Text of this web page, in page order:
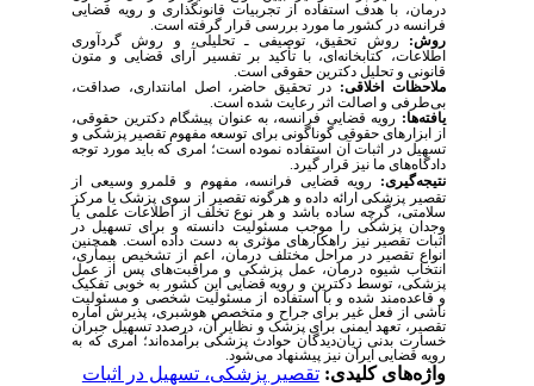
درمان، با هدف استفاده از تجربیات قانونگذاری و رویه قضایی
فرانسه در کشور ما مورد بررسی قرار گرفته است.
روش:
روش تحقیق، توصیفی ـ تحلیلی، و روش گردآوری
اطلاعات، کتابخانه‌ای، با تأکید بر تفسیر آرای قضایی و متون
قانونی و تحلیل دکترین حقوقی است.
ملاحظات اخلاقی: در تحقیق حاضر، اصل امانتداری، صداقت،
بی‌طرفی و اصالت اثر رعایت شده است.
یافته‌ها: رویه قضایی فرانسه، به عنوان پیشگام دکترین حقوقی،
از ابزارهای حقوقی گوناگونی برای توسعه مفهوم تقصیر پزشکی و
تسهیل در اثبات آن استفاده نموده است؛ امری که باید مورد توجه
دادگاه‌های ما نیز قرار گیرد.
نتیجه‌گیری: رویه قضایی فرانسه، مفهوم و قلمرو وسیعی از
تقصیر پزشکی ارائه داده و هرگونه تقصیر از سوی پزشک یا مرکز
سلامتی، گرچه ساده باشد و هر نوع تخلف از اطلاعات علمی یا
وجدان پزشکی را موجب مسئولیت دانسته و برای تسهیل در
اثبات تقصیر نیز راهکارهای مؤثری به ‌دست داده است. همچنین
انواع تقصیر در مراحل مختلف درمان، اعم از تشخیص بیماری،
انتخاب شیوه درمان، عمل پزشکی و مراقبت‌های پس از عمل
پزشکی، توسط دکترین و رویه قضایی این کشور به خوبی تفکیک
و قاعده‌مند شده و با استفاده از مسئولیت شخصی و مسئولیت
ناشی از فعل غیر برای جراح و متخصص هوشبری، پذیرش اماره
تقصیر، تعهد ایمنی برای پزشک و نظایر آن، درصدد تسهیل جبران
خسارت بدنی زیان‌دیدگان حوادث پزشکی برآمده‌اند؛ امری که به
رویه قضایی ایران نیز پیشنهاد می‌شود.
واژه‌های کلیدی:تقصیر پزشکی، تسهیل در اثبات